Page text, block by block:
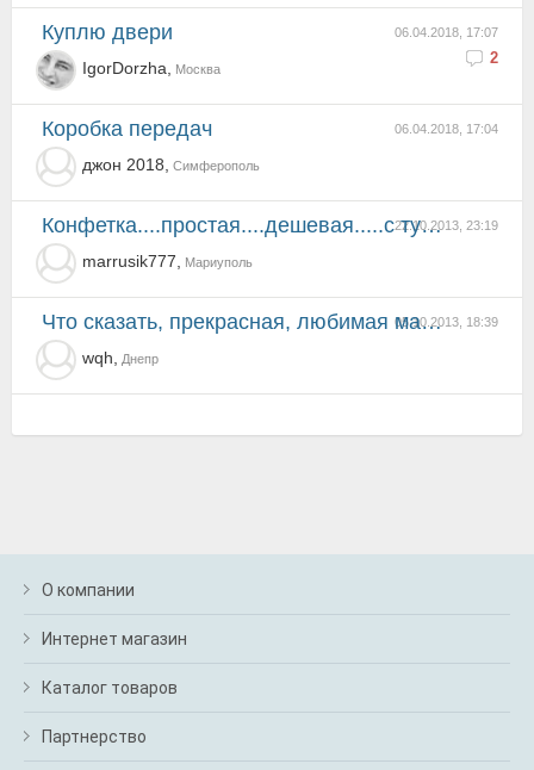
06.04.2018, 17:07
2
Куплю двери
IgorDorzha, Москва
06.04.2018, 17:04
коробка передач
джон 2018, Симферополь
22.10.2013, 23:19
конфетка....простая....дешевая.....с турбиной просто ракета
marrusik777, Мариуполь
05.10.2013, 18:39
Что сказать, прекрасная, любимая маленькая машина. Со своим характером, очень комфортная и послушная...
wqh, Днепр
О компании
Интернет магазин
Каталог товаров
Партнерство